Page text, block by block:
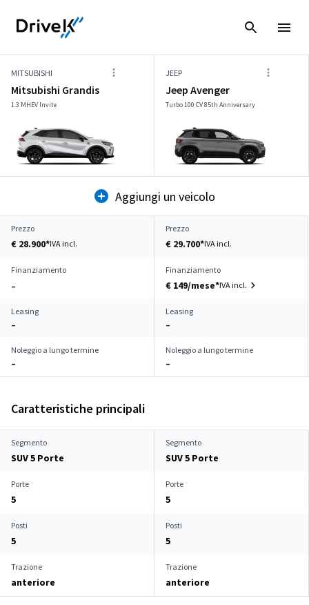
MITSUBISHI
Mitsubishi Grandis
1.3 MHEV Invite
JEEP
Jeep Avenger
Turbo 100 CV 85th Anniversary
Aggiungi un veicolo
Prezzo
€ 28.900*IVA incl.
Prezzo
€ 29.700*IVA incl.
Finanziamento
–
Finanziamento
€ 149/mese*IVA incl.
Leasing
–
Leasing
–
Noleggio a lungo termine
–
Noleggio a lungo termine
–
Caratteristiche principali
Segmento
SUV 5 Porte
Segmento
SUV 5 Porte
Porte
5
Porte
5
Posti
5
Posti
5
Trazione
anteriore
Trazione
anteriore